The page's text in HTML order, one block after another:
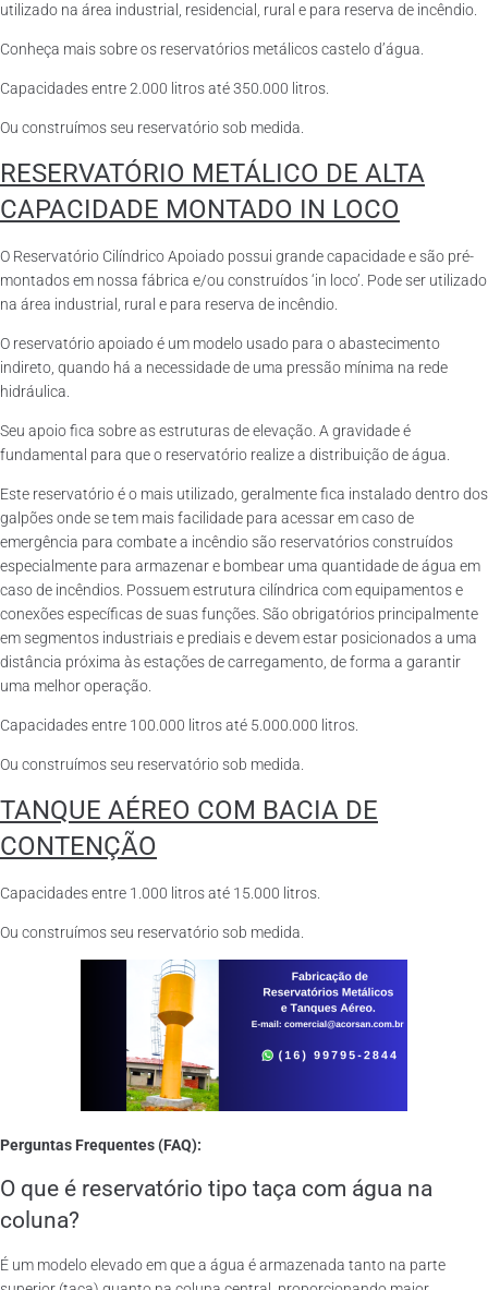
utilizado na área industrial, residencial, rural e para reserva de incêndio.
Conheça mais sobre os reservatórios metálicos castelo d’água.
Capacidades entre 2.000 litros até 350.000 litros.
Ou construímos seu reservatório sob medida.
RESERVATÓRIO METÁLICO DE ALTA
CAPACIDADE MONTADO IN LOCO
O Reservatório Cilíndrico Apoiado possui grande capacidade e são pré-
montados em nossa fábrica e/ou construídos ‘in loco’. Pode ser utilizado
na área industrial, rural e para reserva de incêndio.
O reservatório apoiado é um modelo usado para o abastecimento
indireto, quando há a necessidade de uma pressão mínima na rede
hidráulica.
Seu apoio fica sobre as estruturas de elevação. A gravidade é
fundamental para que o reservatório realize a distribuição de água.
Este reservatório é o mais utilizado, geralmente fica instalado dentro dos
galpões onde se tem mais facilidade para acessar em caso de
emergência para combate a incêndio são reservatórios construídos
especialmente para armazenar e bombear uma quantidade de água em
caso de incêndios. Possuem estrutura cilíndrica com equipamentos e
conexões específicas de suas funções. São obrigatórios principalmente
em segmentos industriais e prediais e devem estar posicionados a uma
distância próxima às estações de carregamento, de forma a garantir
uma melhor operação.
Capacidades entre 100.000 litros até 5.000.000 litros.
Ou construímos seu reservatório sob medida.
TANQUE AÉREO COM BACIA DE
CONTENÇÃO
Capacidades entre 1.000 litros até 15.000 litros.
Ou construímos seu reservatório sob medida.
Perguntas Frequentes (FAQ):
O que é reservatório tipo taça com água na
coluna?
É um modelo elevado em que a água é armazenada tanto na parte